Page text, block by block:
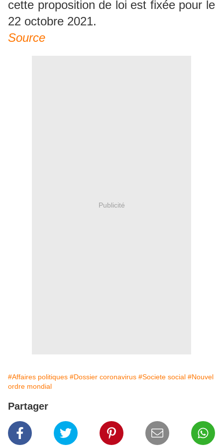
cette proposition de loi est fixée pour le
22 octobre 2021.
Source
Publicité
#Affaires politiques #Dossier coronavirus #Societe social #Nouvel
ordre mondial
Partager